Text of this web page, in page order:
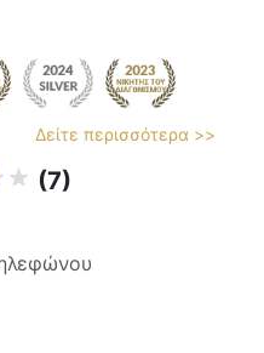
Δείτε περισσότερα >>
(7)